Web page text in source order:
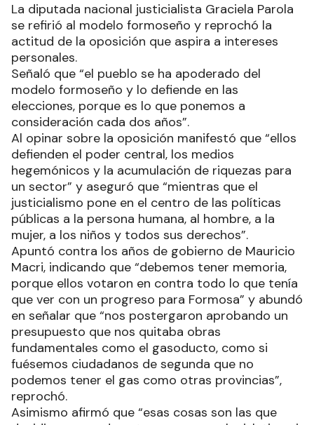
La diputada nacional justicialista Graciela Parola
se refirió al modelo formoseño y reprochó la
actitud de la oposición que aspira a intereses
personales.
Señaló que “el pueblo se ha apoderado del
modelo formoseño y lo defiende en las
elecciones, porque es lo que ponemos a
consideración cada dos años”.
Al opinar sobre la oposición manifestó que “ellos
defienden el poder central, los medios
hegemónicos y la acumulación de riquezas para
un sector” y aseguró que “mientras que el
justicialismo pone en el centro de las políticas
públicas a la persona humana, al hombre, a la
mujer, a los niños y todos sus derechos”.
Apuntó contra los años de gobierno de Mauricio
Macri, indicando que “debemos tener memoria,
porque ellos votaron en contra todo lo que tenía
que ver con un progreso para Formosa” y abundó
en señalar que “nos postergaron aprobando un
presupuesto que nos quitaba obras
fundamentales como el gasoducto, como si
fuésemos ciudadanos de segunda que no
podemos tener el gas como otras provincias”,
reprochó.
Asimismo afirmó que “esas cosas son las que